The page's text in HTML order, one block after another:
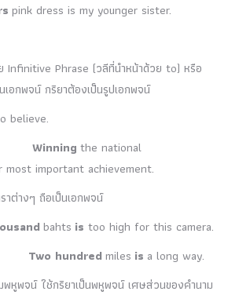
pink dress is my younger sister.
Infinitive Phrase (วลีที่นำหน้าด้วย to) หรือ
อกพจน์ กริยาต้องเป็นรูปเอกพจน์
believe.
the national
most important achievement.
าต่างๆ ถือเป็นเอกพจน์
bahts is too high for this camera.
miles is a long way.
พหูพจน์ ใช้กริยาเป็นพหูพจน์ เศษส่วนของคำนาม